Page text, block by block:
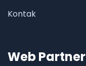
Kontak
Web Partner